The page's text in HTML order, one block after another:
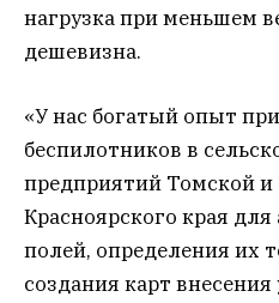
нагрузка при меньшем
дешевизна.
«У нас богатый опыт
беспилотников в
предприятий Томской
Красноярского края
полей, определения их
создания карт